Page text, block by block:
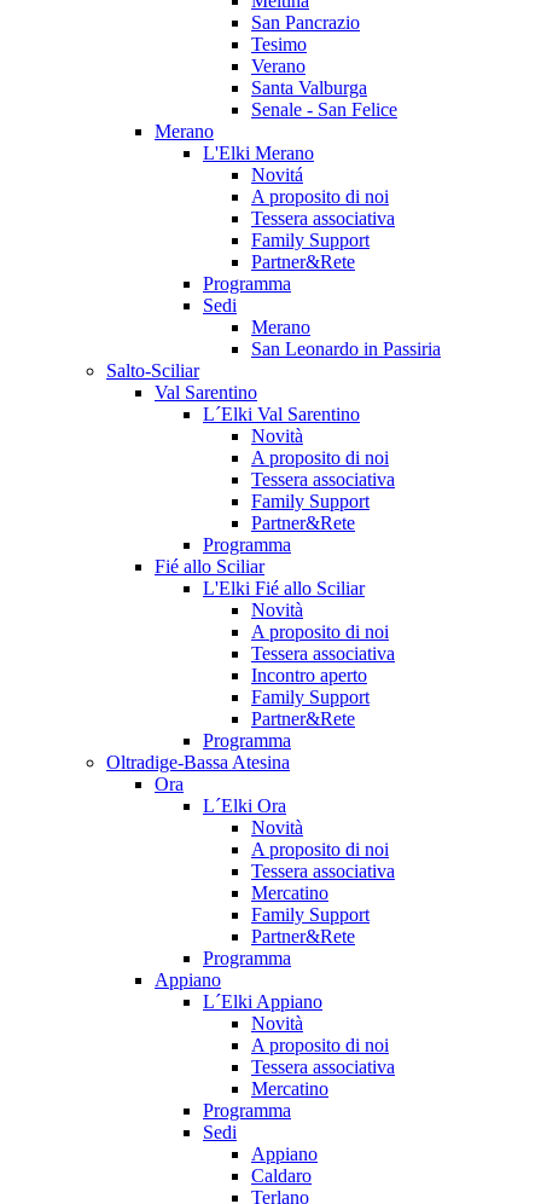
San Pancrazio
Tesimo
Verano
Santa Valburga
Senale - San Felice
Merano
L'Elki Merano
Novitá
A proposito di noi
Tessera associativa
Family Support
Partner&Rete
Programma
Sedi
Merano
San Leonardo in Passiria
Salto-Sciliar
Val Sarentino
L´Elki Val Sarentino
Novità
A proposito di noi
Tessera associativa
Family Support
Partner&Rete
Programma
Fié allo Sciliar
L'Elki Fié allo Sciliar
Novità
A proposito di noi
Tessera associativa
Incontro aperto
Family Support
Partner&Rete
Programma
Oltradige-Bassa Atesina
Ora
L´Elki Ora
Novità
A proposito di noi
Tessera associativa
Mercatino
Family Support
Partner&Rete
Programma
Appiano
L´Elki Appiano
Novità
A proposito di noi
Tessera associativa
Mercatino
Programma
Sedi
Appiano
Caldaro
Terlano